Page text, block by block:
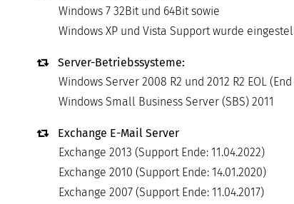
Windows 7 32Bit und 64Bit sowie
Windows XP und Vista Support wurde
Server-Betriebssysteme:
Windows Server 2008 R2 und 2012 R2 EOL
Windows Small Business Server (SBS) 2011
Exchange E-Mail Server
Exchange 2013 (Support Ende: 11.04.2022)
Exchange 2010 (Support Ende: 14.01.2020)
Exchange 2007 (Support Ende: 11.04.2017)